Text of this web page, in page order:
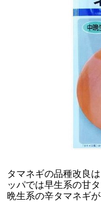
タマネギの品種改良
ッパでは早生系の甘
晩生系の辛タマネギ